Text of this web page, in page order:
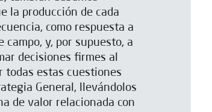
la producción de cada
como respuesta a
campo, y, por supuesto, a
decisiones firmes al
todas estas cuestiones
General, llevándolos
de valor relacionada con